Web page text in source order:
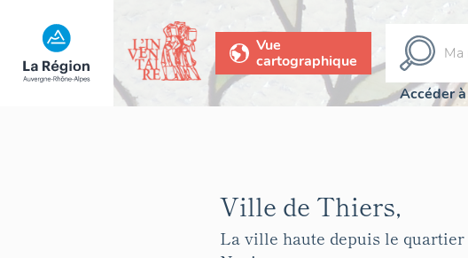
Vue
cartographique
Accéder
Ville de Thiers,
La ville haute depuis le